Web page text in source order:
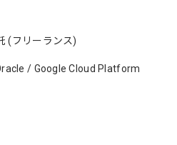
(フリーランス)
/ Google Cloud Platform